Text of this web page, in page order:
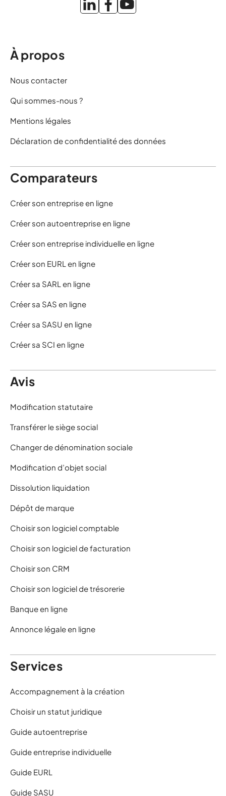
À propos
Nous contacter
Qui sommes-nous ?
Mentions légales
Déclaration de confidentialité des données
Comparateurs
Créer son entreprise en ligne
Créer son autoentreprise en ligne
Créer son entreprise individuelle en ligne
Créer son EURL en ligne
Créer sa SARL en ligne
Créer sa SAS en ligne
Créer sa SASU en ligne
Créer sa SCI en ligne
Avis
Modification statutaire
Transférer le siège social
Changer de dénomination sociale
Modification d’objet social
Dissolution liquidation
Dépôt de marque
Choisir son logiciel comptable
Choisir son logiciel de facturation
Choisir son CRM
Choisir son logiciel de trésorerie
Banque en ligne
Annonce légale en ligne
Services
Accompagnement à la création
Choisir un statut juridique
Guide autoentreprise
Guide entreprise individuelle
Guide EURL
Guide SASU